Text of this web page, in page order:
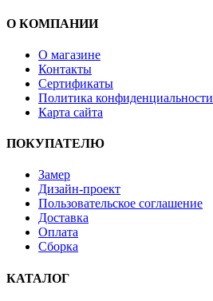
О КОМПАНИИ
О магазине
Контакты
Сертификаты
Политика конфиденциальности
Карта сайта
ПОКУПАТЕЛЮ
Замер
Дизайн-проект
Пользовательское соглашение
Доставка
Оплата
Сборка
КАТАЛОГ